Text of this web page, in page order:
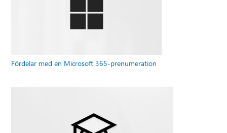
Fördelar med en Microsoft 365-prenumeration